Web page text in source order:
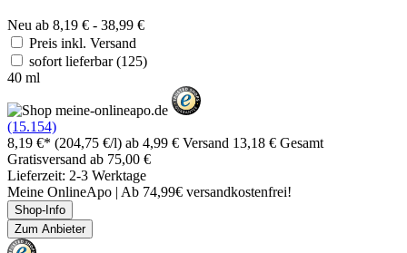
Neu ab 8,19 € - 38,99 €
Preis inkl. Versand
sofort lieferbar(125)
40 ml
(15.154)
8,19 €* (204,75 €/l) ab 4,99 € Versand 13,18 € Gesamt
Gratisversand ab 75,00 €
Lieferzeit: 2-3 Werktage
Meine OnlineApo | Ab 74,99€ versandkostenfrei!
Shop-Info
Zum Anbieter